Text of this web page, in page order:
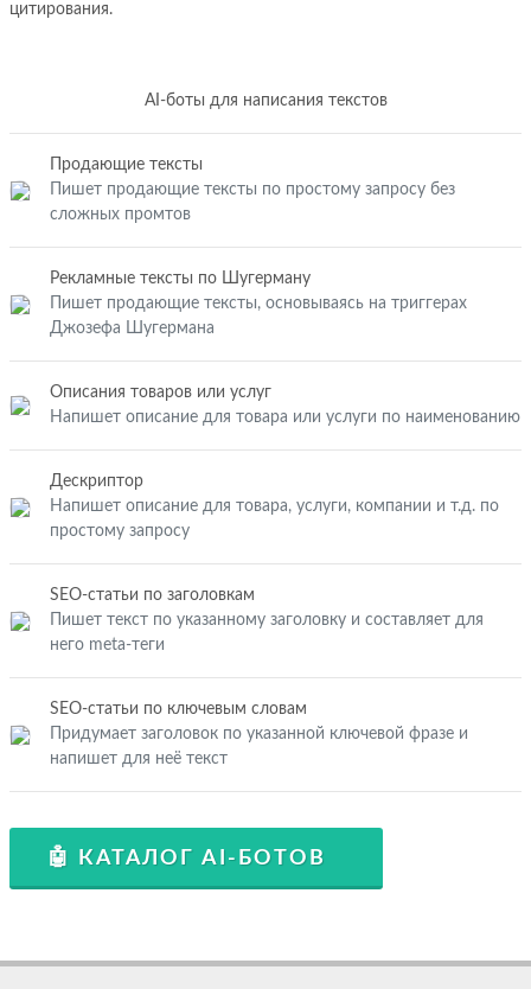
цитирования.
AI-боты для написания текстов
Продающие тексты
Пишет продающие тексты по простому запросу без
сложных промтов
Рекламные тексты по Шугерману
Пишет продающие тексты, основываясь на триггерах
Джозефа Шугермана
Описания товаров или услуг
Напишет описание для товара или услуги по наименованию
Дескриптор
Напишет описание для товара, услуги, компании и т.д. по
простому запросу
SEO-статьи по заголовкам
Пишет текст по указанному заголовку и составляет для
него meta-теги
SEO-статьи по ключевым словам
Придумает заголовок по указанной ключевой фразе и
напишет для неё текст
🤖 КАТАЛОГ AI-БОТОВ